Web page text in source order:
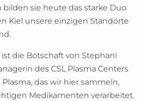
bilden sie heute das starke Duo
Kiel unsere einzigen Standorte
ist die Botschaft von Stephani
des CSL Plasma Centers
Plasma, das wir hier sammeln,
Medikamenten verarbeitet.